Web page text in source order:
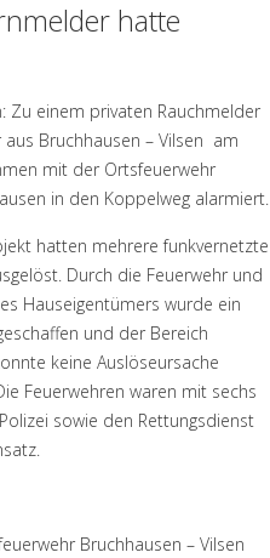
hatte
Zu einem privaten Rauchmelder
Bruchhausen – Vilsen am
mit der Ortsfeuerwehr
in den Koppelweg alarmiert.
hatten mehrere funkvernetzte
Durch die Feuerwehr und
Hauseigentümers wurde ein
und der Bereich
keine Auslöseursache
Feuerwehren waren mit sechs
sowie den Rettungsdienst
Bruchhausen – Vilsen